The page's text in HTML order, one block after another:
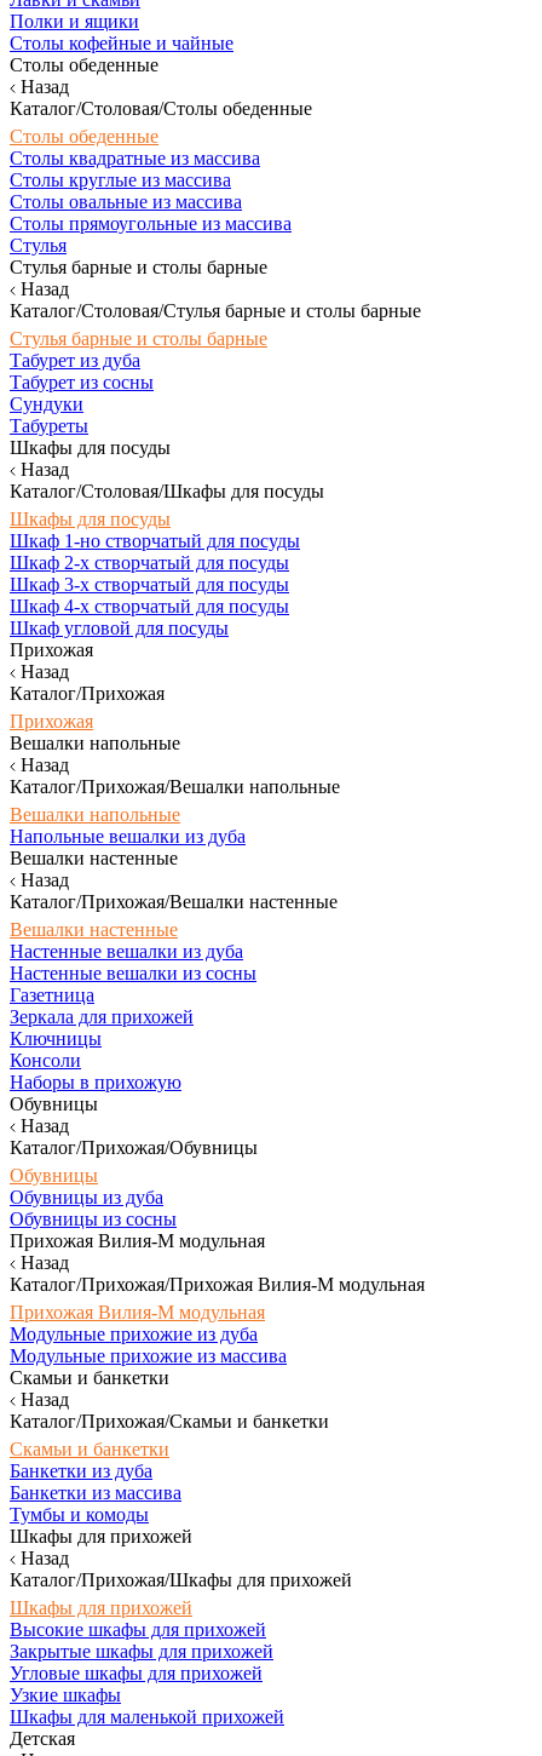
Полки и ящики
Столы кофейные и чайные
Столы обеденные
Назад
Каталог/Столовая/Столы обеденные
Столы обеденные
Столы квадратные из массива
Столы круглые из массива
Столы овальные из массива
Столы прямоугольные из массива
Стулья
Стулья барные и столы барные
Назад
Каталог/Столовая/Стулья барные и столы барные
Стулья барные и столы барные
Табурет из дуба
Табурет из сосны
Сундуки
Табуреты
Шкафы для посуды
Назад
Каталог/Столовая/Шкафы для посуды
Шкафы для посуды
Шкаф 1-но створчатый для посуды
Шкаф 2-х створчатый для посуды
Шкаф 3-х створчатый для посуды
Шкаф 4-х створчатый для посуды
Шкаф угловой для посуды
Прихожая
Назад
Каталог/Прихожая
Прихожая
Вешалки напольные
Назад
Каталог/Прихожая/Вешалки напольные
Вешалки напольные
Напольные вешалки из дуба
Вешалки настенные
Назад
Каталог/Прихожая/Вешалки настенные
Вешалки настенные
Настенные вешалки из дуба
Настенные вешалки из сосны
Газетница
Зеркала для прихожей
Ключницы
Консоли
Наборы в прихожую
Обувницы
Назад
Каталог/Прихожая/Обувницы
Обувницы
Обувницы из дуба
Обувницы из сосны
Прихожая Вилия-М модульная
Назад
Каталог/Прихожая/Прихожая Вилия-М модульная
Прихожая Вилия-М модульная
Модульные прихожие из дуба
Модульные прихожие из массива
Скамьи и банкетки
Назад
Каталог/Прихожая/Скамьи и банкетки
Скамьи и банкетки
Банкетки из дуба
Банкетки из массива
Тумбы и комоды
Шкафы для прихожей
Назад
Каталог/Прихожая/Шкафы для прихожей
Шкафы для прихожей
Высокие шкафы для прихожей
Закрытые шкафы для прихожей
Угловые шкафы для прихожей
Узкие шкафы
Шкафы для маленькой прихожей
Детская